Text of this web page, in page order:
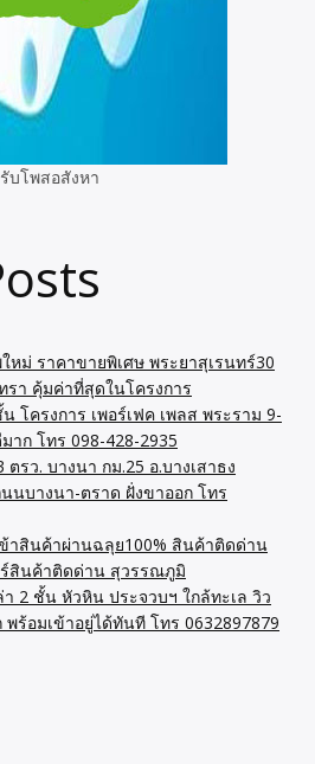
รับโพสอสังหา
หม่ ราคาขายพิเศษ พระยาสุเรนทร์30
า คุ้มค่าที่สุดในโครงการ
โครงการ เพอร์เฟค เพลส พระราม 9-
าก โทร 098-428-2935
รว. บางนา กม.25 อ.บางเสาธง
นบางนา-ตราด ฝั่งขาออก โทร
าสินค้าผ่านฉลุย100% สินค้าติดด่าน
สินค้าติดด่าน สุวรรณภูมิ
2 ชั้น หัวหิน ประจวบฯ ใกล้ทะเล วิว
พร้อมเข้าอยู่ได้ทันที โทร 0632897879